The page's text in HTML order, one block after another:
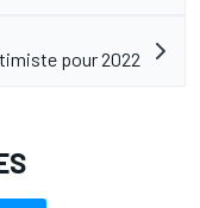
pour 2022